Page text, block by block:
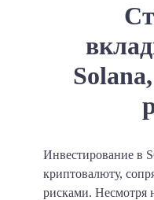
Инвестирование в
криптовалюту,
рисками. Несмотря